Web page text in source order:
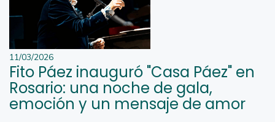
11/03/2026
Fito Páez inauguró "Casa Páez" en
Rosario: una noche de gala,
emoción y un mensaje de amor